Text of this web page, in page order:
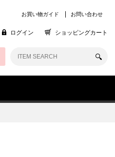
お買い物ガイド お問い合わせ
ログイン ショッピングカート